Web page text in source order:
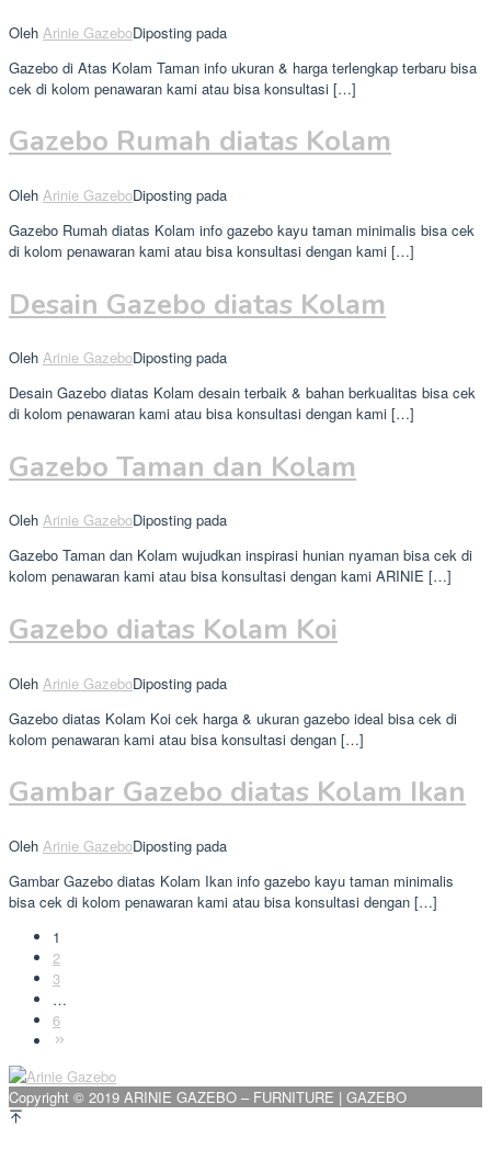
Oleh Arinie GazeboDiposting pada
Gazebo di Atas Kolam Taman info ukuran & harga terlengkap terbaru bisa
cek di kolom penawaran kami atau bisa konsultasi […]
Gazebo Rumah diatas Kolam
Oleh Arinie GazeboDiposting pada
Gazebo Rumah diatas Kolam info gazebo kayu taman minimalis bisa cek
di kolom penawaran kami atau bisa konsultasi dengan kami […]
Desain Gazebo diatas Kolam
Oleh Arinie GazeboDiposting pada
Desain Gazebo diatas Kolam desain terbaik & bahan berkualitas bisa cek
di kolom penawaran kami atau bisa konsultasi dengan kami […]
Gazebo Taman dan Kolam
Oleh Arinie GazeboDiposting pada
Gazebo Taman dan Kolam wujudkan inspirasi hunian nyaman bisa cek di
kolom penawaran kami atau bisa konsultasi dengan kami ARINIE […]
Gazebo diatas Kolam Koi
Oleh Arinie GazeboDiposting pada
Gazebo diatas Kolam Koi cek harga & ukuran gazebo ideal bisa cek di
kolom penawaran kami atau bisa konsultasi dengan […]
Gambar Gazebo diatas Kolam Ikan
Oleh Arinie GazeboDiposting pada
Gambar Gazebo diatas Kolam Ikan info gazebo kayu taman minimalis
bisa cek di kolom penawaran kami atau bisa konsultasi dengan […]
1
2
3
…
6
Copyright © 2019 ARINIE GAZEBO – FURNITURE | GAZEBO